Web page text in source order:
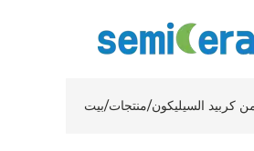
بيت/منتجات/